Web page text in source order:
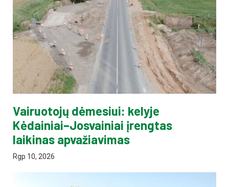
Vairuotojų dėmesiui: kelyje
Kėdainiai–Josvainiai įrengtas
laikinas apvažiavimas
Rgp 10, 2026